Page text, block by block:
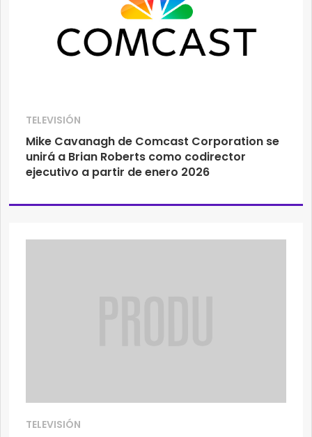
TELEVISIÓN
Mike Cavanagh de Comcast Corporation se
unirá a Brian Roberts como codirector
ejecutivo a partir de enero 2026
TELEVISIÓN